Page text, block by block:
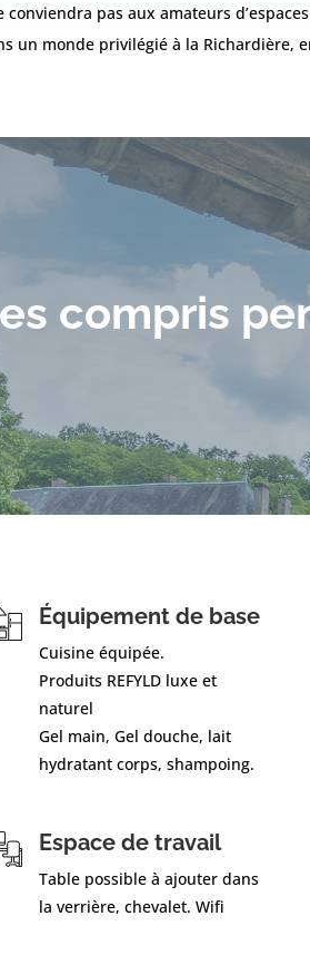
conviendra pas aux amateurs
un monde privilégié à la Richardière,
compris
Équipement de base
Cuisine équipée.
Produits REFYLD luxe et
naturel
Gel main, Gel douche, lait
hydratant corps, shampoing.
Espace de travail
Table possible à ajouter dans
la verrière, chevalet. Wifi